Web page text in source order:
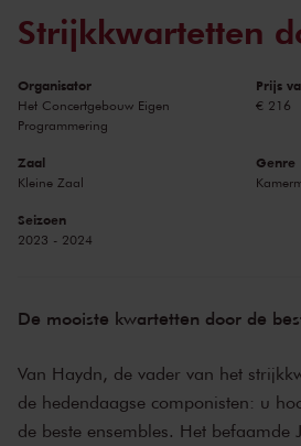
Strijkkwartetten
Organisator
Het Concertgebouw Eigen
Programmering
Prijs
€ 216
Zaal
Kleine Zaal
Genre
Seizoen
2023 - 2024
De mooiste kwartetten door de
Van Haydn, de vader van het
de hedendaagse componisten: u
de beste ensembles. Het